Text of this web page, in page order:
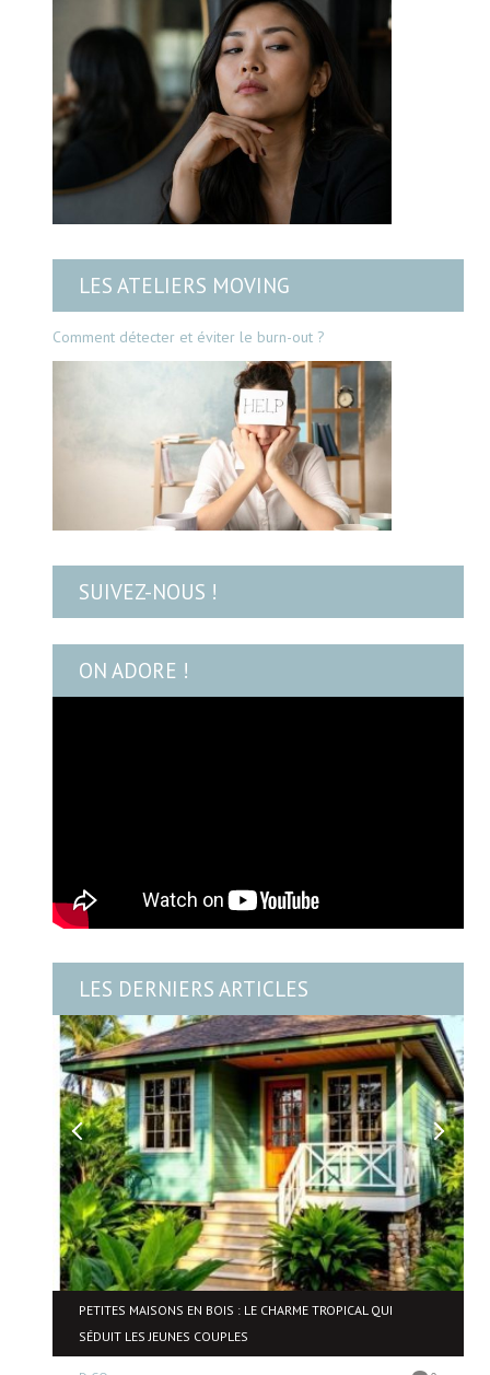
LES ATELIERS MOVING
Comment détecter et éviter le burn-out ?
SUIVEZ-NOUS !
ON ADORE !
LES DERNIERS ARTICLES
PETITES MAISONS EN BOIS : LE CHARME TROPICAL QUI
SÉDUIT LES JEUNES COUPLES